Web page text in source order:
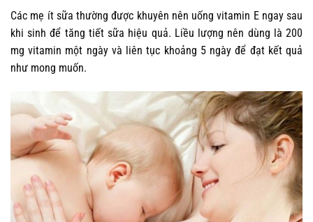
Các mẹ ít sữa thường được khuyên nên uống vitamin E ngay sau
khi sinh để tăng tiết sữa hiệu quả. Liều lượng nên dùng là 200
mg vitamin một ngày và liên tục khoảng 5 ngày để đạt kết quả
như mong muốn.